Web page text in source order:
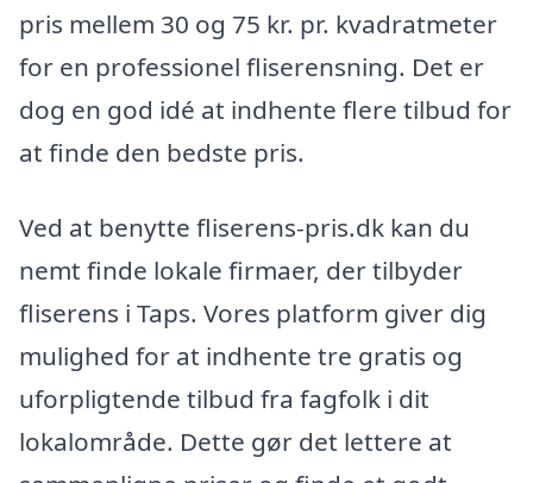
pris mellem 30 og 75 kr. pr. kvadratmeter
for en professionel fliserensning. Det er
dog en god idé at indhente flere tilbud for
at finde den bedste pris.
Ved at benytte fliserens-pris.dk kan du
nemt finde lokale firmaer, der tilbyder
fliserens i Taps. Vores platform giver dig
mulighed for at indhente tre gratis og
uforpligtende tilbud fra fagfolk i dit
lokalområde. Dette gør det lettere at